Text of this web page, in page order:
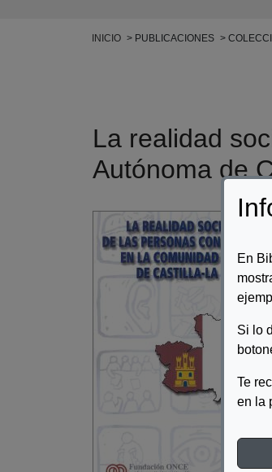
En
Si lo
Te
en la
Ruta de
INICIO PUBLICACIONES
La realidad
Autónoma de